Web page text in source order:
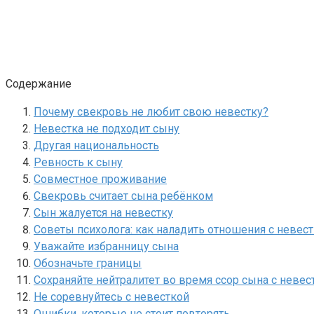
Содержание
Почему свекровь не любит свою невестку?
Невестка не подходит сыну
Другая национальность
Ревность к сыну
Совместное проживание
Свекровь считает сына ребёнком
Сын жалуется на невестку
Советы психолога: как наладить отношения с
Уважайте избранницу сына
Обозначьте границы
Сохраняйте нейтралитет во время ссор сына с
Не соревнуйтесь с невесткой